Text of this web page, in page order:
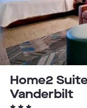
Home2
Vanderbilt